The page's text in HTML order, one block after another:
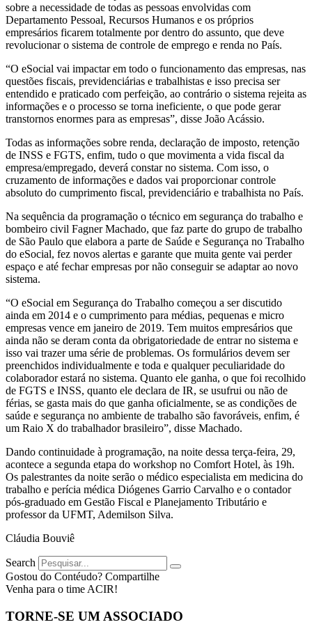
sobre a necessidade de todas as pessoas envolvidas com
Departamento Pessoal, Recursos Humanos e os próprios
empresários ficarem totalmente por dentro do assunto, que deve
revolucionar o sistema de controle de emprego e renda no País.
“O eSocial vai impactar em todo o funcionamento das empresas, nas
questões fiscais, previdenciárias e trabalhistas e isso precisa ser
entendido e praticado com perfeição, ao contrário o sistema rejeita as
informações e o processo se torna ineficiente, o que pode gerar
transtornos enormes para as empresas”, disse João Acássio.
Todas as informações sobre renda, declaração de imposto, retenção
de INSS e FGTS, enfim, tudo o que movimenta a vida fiscal da
empresa/empregado, deverá constar no sistema. Com isso, o
cruzamento de informações e dados vai proporcionar controle
absoluto do cumprimento fiscal, previdenciário e trabalhista no País.
Na sequência da programação o técnico em segurança do trabalho e
bombeiro civil Fagner Machado, que faz parte do grupo de trabalho
de São Paulo que elabora a parte de Saúde e Segurança no Trabalho
do eSocial, fez novos alertas e garante que muita gente vai perder
espaço e até fechar empresas por não conseguir se adaptar ao novo
sistema.
“O eSocial em Segurança do Trabalho começou a ser discutido
ainda em 2014 e o cumprimento para médias, pequenas e micro
empresas vence em janeiro de 2019. Tem muitos empresários que
ainda não se deram conta da obrigatoriedade de entrar no sistema e
isso vai trazer uma série de problemas. Os formulários devem ser
preenchidos individualmente e toda e qualquer peculiaridade do
colaborador estará no sistema. Quanto ele ganha, o que foi recolhido
de FGTS e INSS, quanto ele declara de IR, se usufrui ou não de
férias, se gasta mais do que ganha oficialmente, se as condições de
saúde e segurança no ambiente de trabalho são favoráveis, enfim, é
um Raio X do trabalhador brasileiro”, disse Machado.
Dando continuidade à programação, na noite dessa terça-feira, 29,
acontece a segunda etapa do workshop no Comfort Hotel, às 19h.
Os palestrantes da noite serão o médico especialista em medicina do
trabalho e perícia médica Diógenes Garrio Carvalho e o contador
pós-graduado em Gestão Fiscal e Planejamento Tributário e
professor da UFMT, Ademilson Silva.
Cláudia Bouviê
Search
Gostou do Contéudo? Compartilhe
Venha para o time ACIR!
TORNE-SE UM ASSOCIADO